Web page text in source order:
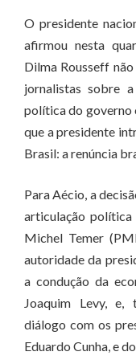
O presidente
afirmou nesta
Dilma Rousseff
jornalistas sobre
política do governo
que a presidente
Brasil: a renúncia
Para Aécio, a
articulação
Michel Temer
autoridade da
a condução da
Joaquim Levy, e,
diálogo com os
Eduardo Cunha, e